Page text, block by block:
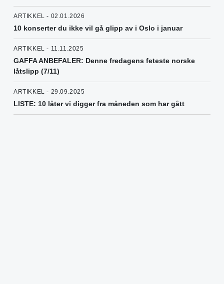
ARTIKKEL - 02.01.2026
10 konserter du ikke vil gå glipp av i Oslo i januar
ARTIKKEL - 11.11.2025
GAFFA ANBEFALER: Denne fredagens feteste norske
låtslipp (7/11)
ARTIKKEL - 29.09.2025
LISTE: 10 låter vi digger fra måneden som har gått